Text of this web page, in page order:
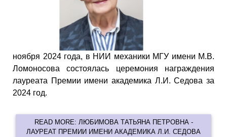
ноября 2024 года, в НИИ механики МГУ имени М.В.
Ломоносова состоялась церемония награждения
лауреата Премии имени академика Л.И. Седова за
2024 год.
READ MORE: ЛЮБИМОВА ТАТЬЯНА ПЕТРОВНА -
ЛАУРЕАТ ПРЕМИИ ИМЕНИ АКАДЕМИКА Л.И. СЕДОВА